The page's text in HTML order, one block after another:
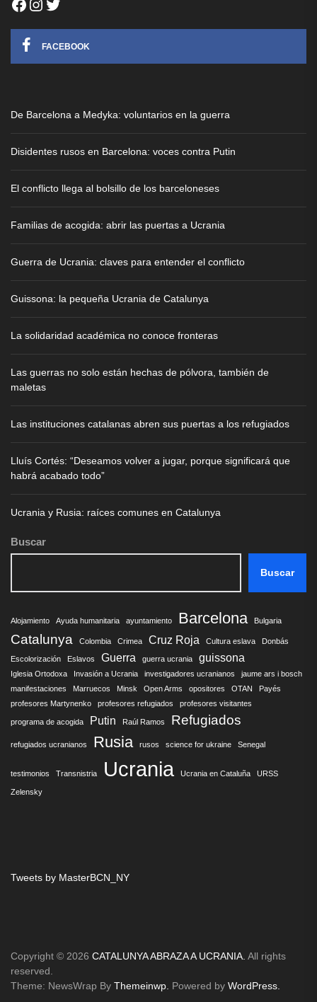
FACEBOOK
De Barcelona a Medyka: voluntarios en la guerra
Disidentes rusos en Barcelona: voces contra Putin
El conflicto llega al bolsillo de los barceloneses
Familias de acogida: abrir las puertas a Ucrania
Guerra de Ucrania: claves para entender el conflicto
Guissona: la pequeña Ucrania de Catalunya
La solidaridad académica no conoce fronteras
Las guerras no solo están hechas de pólvora, también de
maletas
Las instituciones catalanas abren sus puertas a los refugiados
Lluís Cortés: “Deseamos volver a jugar, porque significará que
habrá acabado todo”
Ucrania y Rusia: raíces comunes en Catalunya
Buscar
Buscar
Alojamiento Ayuda humanitaria ayuntamiento Barcelona Bulgaria
Catalunya Colombia Crimea Cruz Roja Cultura eslava Donbás
Escolorización Eslavos Guerra guerra ucrania guissona
Iglesia Ortodoxa Invasión a Ucrania investigadores ucranianos
jaume ars i bosch
manifestaciones
Marruecos Minsk Open Arms opositores OTAN
Payés
profesores Martynenko
profesores refugiados profesores visitantes
programa de acogida Putin Raúl Ramos Refugiados
refugiados ucranianos Rusia rusos science for ukraine Senegal
testimonios Transnistria Ucrania Ucrania en Cataluña URSS
Zelensky
Tweets by MasterBCN_NY
Copyright © 2026 CATALUNYA ABRAZA A UCRANIA. All rights
reserved.
Theme: NewsWrap By Themeinwp. Powered by WordPress.